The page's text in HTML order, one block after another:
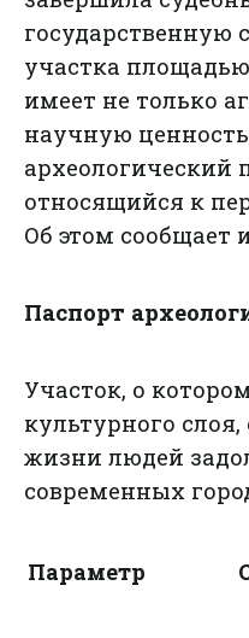
государственную
участка площадью
имеет не только
научную
археологический
относящийся к
Об этом сообщает
Паспорт
Участок, о
культурного
жизни людей
современных
Параметр